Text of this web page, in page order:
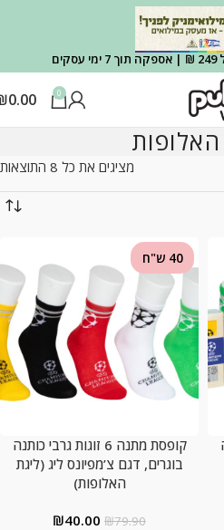
0
0.00
מציגים את כל ⁦8⁩ התוצאות
40 ש"ח
קופסת מתנה 6 זוגות גרבי כותנה
בוגרים, דגם צ’מפיונס ליג (ליגת
האלופות)
₪79.90
₪40.00